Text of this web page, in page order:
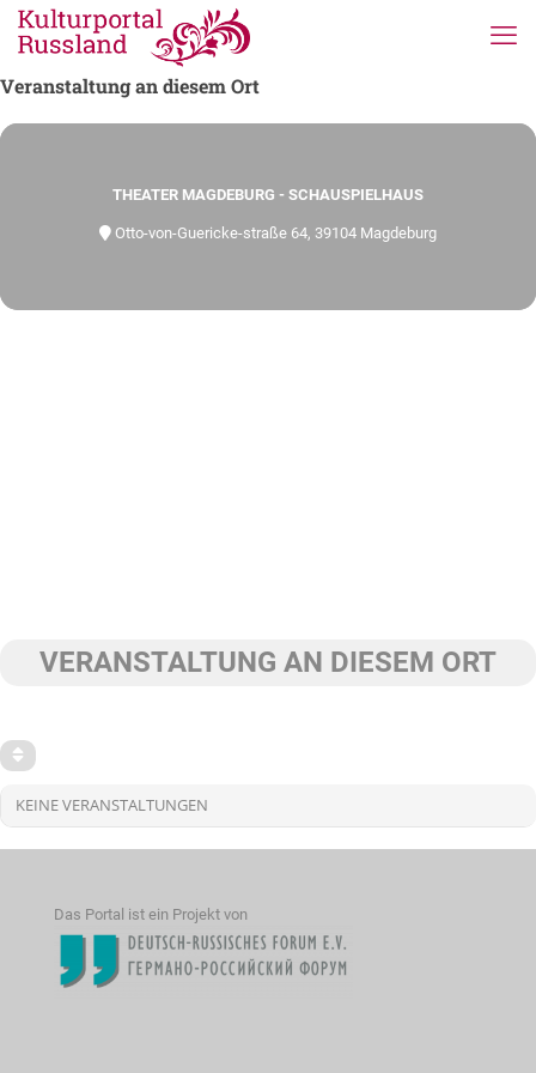
Veranstaltung an diesem Ort
THEATER MAGDEBURG - SCHAUSPIELHAUS
Otto-von-Guericke-straße 64, 39104 Magdeburg
VERANSTALTUNG AN DIESEM ORT
KEINE VERANSTALTUNGEN
Das Portal ist ein Projekt von